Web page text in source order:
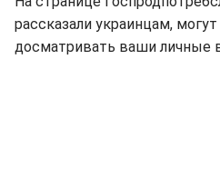
рассказали украинцам,
досматривать ваши личные